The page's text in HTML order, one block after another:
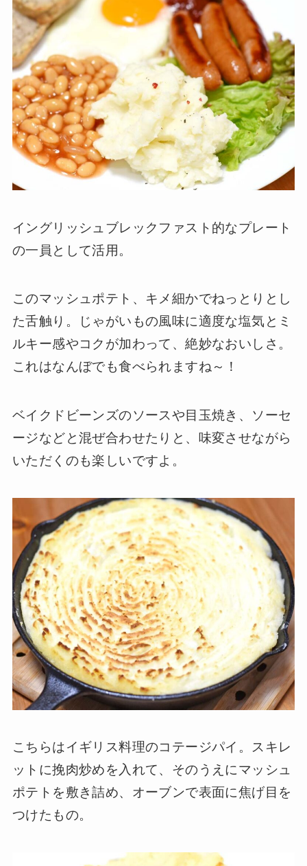
イングリッシュブレックファスト的なプレート
の一員として活用。
このマッシュポテト、キメ細かでねっとりとし
た舌触り。じゃがいもの風味に適度な塩気とミ
ルキー感やコクが加わって、絶妙なおいしさ。
これはなんぼでも食べられますね～！
ベイクドビーンズのソースや目玉焼き、ソーセ
ージなどと混ぜ合わせたりと、味変させながら
いただくのも楽しいですよ。
こちらはイギリス料理のコテージパイ。スキレ
ットに挽肉炒めを入れて、そのうえにマッシュ
ポテトを敷き詰め、オーブンで表面に焦げ目を
つけたもの。